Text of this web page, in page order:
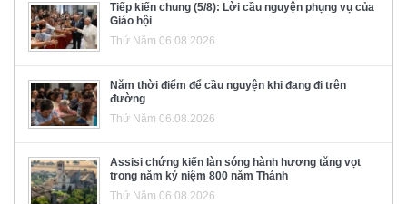
Tiếp kiến chung (5/8): Lời cầu nguyện phụng vụ của
Giáo hội
Thứ Năm 06.08.2026
Năm thời điểm để cầu nguyện khi đang đi trên
đường
Thứ Năm 06.08.2026
Assisi chứng kiến làn sóng hành hương tăng vọt
trong năm kỷ niệm 800 năm Thánh
Thứ Năm 06.08.2026